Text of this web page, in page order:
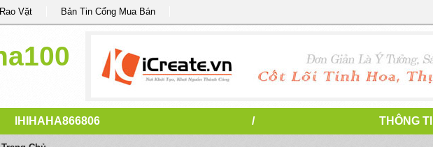
Rao Vặt Bản Tin Cổng Mua Bán
IHIHAHA866806 / THÔNG